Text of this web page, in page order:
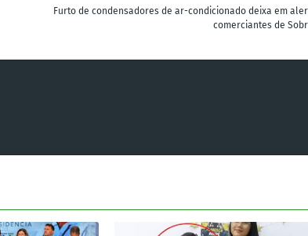
Furto de condensadores de ar-condicionado deixa em
comerciantes de